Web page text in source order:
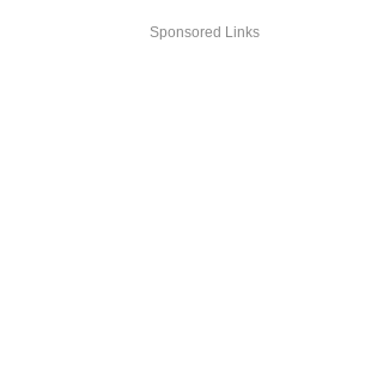
Sponsored Links